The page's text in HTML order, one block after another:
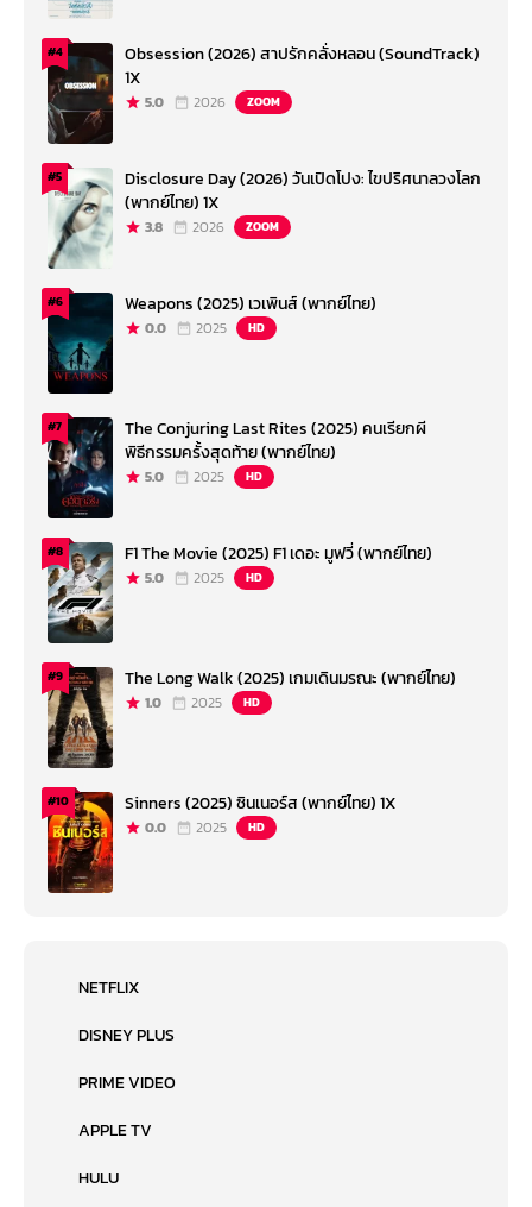
#4
Obsession (2026) สาปรักคลั่งหลอน (SoundTrack)
1X
5.0 2026 ZOOM
#5
Disclosure Day (2026) วันเปิดโปง: ไขปริศนาลวงโลก
(พากย์ไทย) 1X
3.8 2026 ZOOM
#6 Weapons (2025) เวเพินส์ (พากย์ไทย)
0.0 2025 HD
#7
The Conjuring Last Rites (2025) คนเรียกผี
พิธีกรรมครั้งสุดท้าย (พากย์ไทย)
5.0 2025 HD
#8 F1 The Movie (2025) F1 เดอะ มูฟวี่ (พากย์ไทย)
5.0 2025 HD
#9 The Long Walk (2025) เกมเดินมรณะ (พากย์ไทย)
1.0 2025 HD
#10 Sinners (2025) ซินเนอร์ส (พากย์ไทย) 1X
0.0 2025 HD
NETFLIX
DISNEY PLUS
PRIME VIDEO
APPLE TV
HULU